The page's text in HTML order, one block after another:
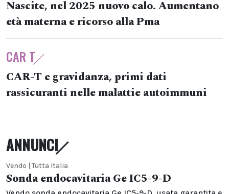
Nascite, nel 2025 nuovo calo. Aumentano
età materna e ricorso alla Pma
CAR T
CAR-T e gravidanza, primi dati
rassicuranti nelle malattie autoimmuni
ANNUNCI
Vendo | Tutta Italia
Sonda endocavitaria Ge IC5-9-D